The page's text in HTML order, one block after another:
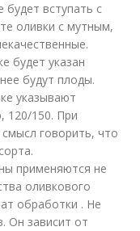
будет вступать с
оливки с мутным,
будет указан
будут плоды.
указывают
120/150. При
говорить, что
применяются не
оливкового
обработки . Не
Он зависит от